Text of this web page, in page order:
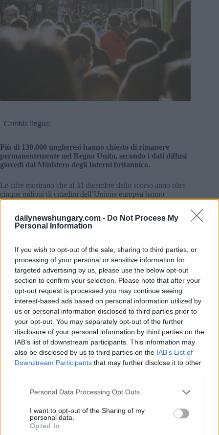
dailynewshungary.com - Do Not Process My
Personal Information
If you wish to opt-out of the sale, sharing to third parties, or
processing of your personal or sensitive information for
targeted advertising by us, please use the below opt-out
section to confirm your selection. Please note that after your
opt-out request is processed you may continue seeing
interest-based ads based on personal information utilized by
us or personal information disclosed to third parties prior to
your opt-out. You may separately opt-out of the further
disclosure of your personal information by third parties on the
IAB’s list of downstream participants. This information may
also be disclosed by us to third parties on the IAB’s List of
Downstream Participants that may further disclose it to other
Please note that this website/app uses one or more Google
not limited to your visit or usage behaviour. You may click to
grant or deny consent to Google and its third-party tags to
use your data for below specified purposes in below Google
Personal Data Processing Opt Outs
I want to opt-out of the Sharing of my
personal data.
Opted In
Cambia lingua:
Più di 130.000 ungheresi hanno chiesto di rimanere
permanentemente nel Regno Unito, secondo i dati diffusi
giovedì dal Ministero degli Interni britannico.
Le cifre mostrano che al 31 dicembre dello scorso anno oltre
cinque milioni di cittadini dell’Unione europea hanno
presentato domanda, e nell’elenco dei paesi gli ungheresi
orientale, il numero più basso di domande è stato presentato
dagli sloveni (4.410).
Le autorità britanniche hanno valutato 4.514.250 domande
entro la fine dello scorso anno e i respingimenti sono stati
effettuati in meno del 3 per cento dei casi.
La Brexit ha fermato le domande universitarie
ungheresi
L’approccio dell’Ungheria in relazione alla Brexit
apprezzato dal Regno Unito, afferma
l’ambasciatore ungherese
#statistica #uk #ungheresi all'estero
Leave a Reply
Your email address will not be published.